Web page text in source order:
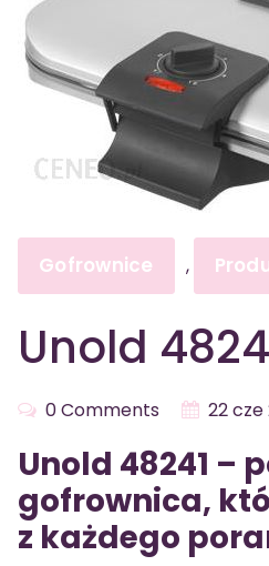
Gofrownice ,
Unold
0 Comments 22 cze
Unold 48241 –
gofrownica,
z każdego